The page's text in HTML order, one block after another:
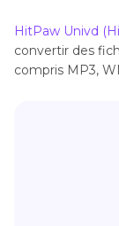
HitPaw Univd
convertir des
compris MP3,